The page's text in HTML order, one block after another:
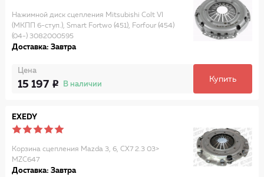
Нажимной диск сцепления Mitsubishi Colt VI
(МКПП 6-ступ.), Smart Fortwo (451), Forfour (454)
(04-) 3082000595
Доставка: Завтра
Цена
15 197 В наличии
Купить
EXEDY
Корзина сцепления Mazda 3, 6, CX7 2.3 03>
MZC647
Доставка: Завтра